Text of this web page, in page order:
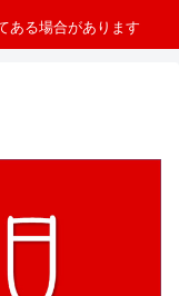
ある場合があります